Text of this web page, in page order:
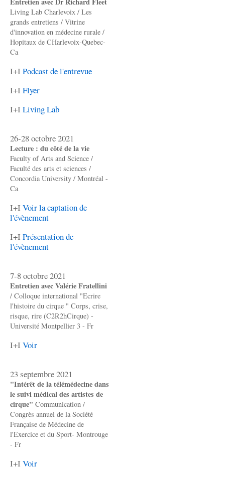
Living Lab Charlevoix / Les
grands entretiens / Vitrine
d'innovation en médecine rurale /
Hopitaux de CHarlevoix-Quebec-
Ca
I+I Podcast de l'entrevue
I+I Flyer
I+I Living Lab
26-28 octobre 2021
Lecture : du côté de la vie
Faculty of Arts and Science /
Faculté des arts et sciences /
Concordia University / Montréal -
Ca
I+I Voir la captation de
l'évènement
I+I Présentation de
l'évènement
7-8 octobre 2021
Entretien avec Valérie Fratellini
/ Colloque international "Ecrire
l'histoire du cirque " Corps, crise,
risque, rire (C2R2hCirque) -
Université Montpellier 3 - Fr
I+I Voir
23 septembre 2021
"Intérêt de la télémédecine dans
le suivi médical des artistes de
cirque" Communication /
Congrès annuel de la Société
Française de Médecine de
l'Exercice et du Sport- Montrouge
- Fr
I+I Voir